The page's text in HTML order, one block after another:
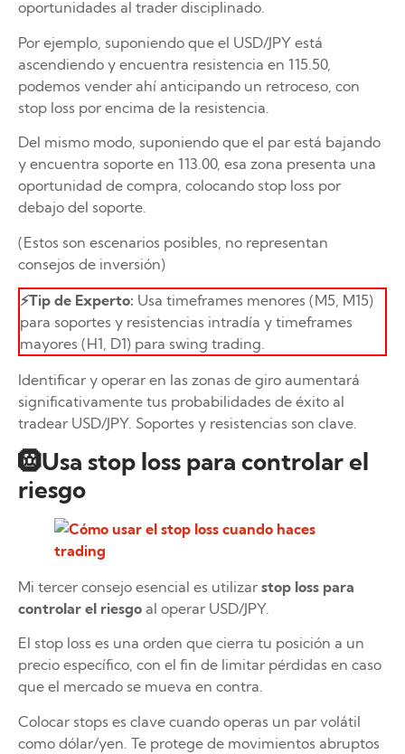
oportunidades al trader disciplinado.
Por ejemplo, suponiendo que el USD/JPY está
ascendiendo y encuentra resistencia en 115.50,
podemos vender ahí anticipando un retroceso, con
stop loss por encima de la resistencia.
Del mismo modo, suponiendo que el par está bajando
y encuentra soporte en 113.00, esa zona presenta una
oportunidad de compra, colocando stop loss por
debajo del soporte.
(Estos son escenarios posibles, no representan
consejos de inversión)
⚡Tip de Experto: Usa timeframes menores (M5, M15)
para soportes y resistencias intradía y timeframes
mayores (H1, D1) para swing trading.
Identificar y operar en las zonas de giro aumentará
significativamente tus probabilidades de éxito al
tradear USD/JPY. Soportes y resistencias son clave.
🛞Usa stop loss para controlar el
riesgo
Mi tercer consejo esencial es utilizar stop loss para
controlar el riesgo al operar USD/JPY.
El stop loss es una orden que cierra tu posición a un
precio específico, con el fin de limitar pérdidas en caso
que el mercado se mueva en contra.
Colocar stops es clave cuando operas un par volátil
como dólar/yen. Te protege de movimientos abruptos